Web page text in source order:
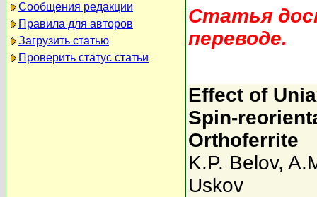
Сообщения редакции
Правила для авторов
Загрузить статью
Проверить статус статьи
Статья
переводе.
Effect of
Spin-
Orthoferrite
K.P. Belov,
Uskov